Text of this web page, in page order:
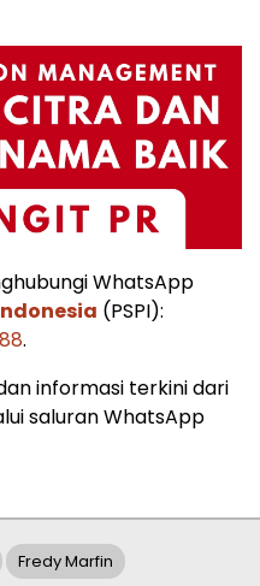
WhatsApp
(PSPI):
.
informasi terkini dari
saluran WhatsApp
Fredy Marfin